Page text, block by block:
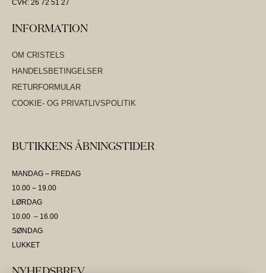
CVR: 26 72 51 27
INFORMATION
OM CRISTELS
HANDELSBETINGELSER
RETURFORMULAR
COOKIE- OG PRIVATLIVSPOLITIK
BUTIKKENS ÅBNINGSTIDER
MANDAG – FREDAG
10.00 – 19.00
LØRDAG
10.00 – 16.00
SØNDAG
LUKKET